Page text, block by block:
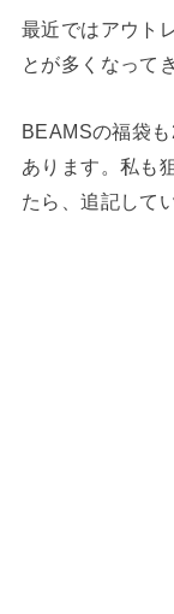
最近ではアウト
とが多くなって
BEAMSの福袋
あります。私も
たら、追記して